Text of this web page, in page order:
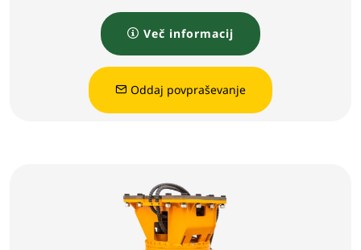
Več informacij
Oddaj povpraševanje